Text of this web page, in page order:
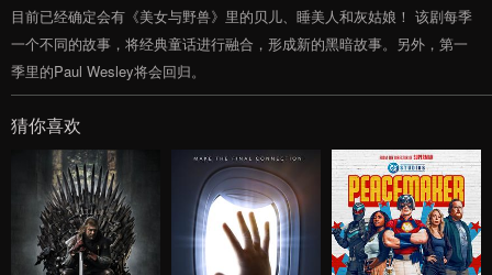
目前已经确定会有《美女与野兽》里的贝儿、睡美人和灰姑娘！ 该剧每季
一个不同的故事，将经典童话进行融合，形成新的黑暗故事。另外，第一
季里的Paul Wesley将会回归。
猜你喜欢